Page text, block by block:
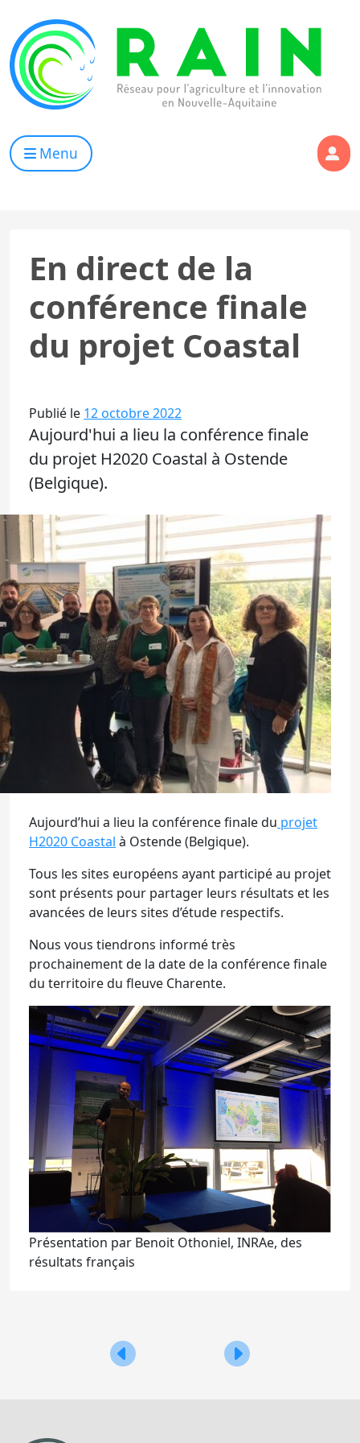
Menu
En direct de la
conférence finale
du projet Coastal
Publié le 12 octobre 2022
Aujourd'hui a lieu la conférence finale
du projet H2020 Coastal à Ostende
(Belgique).
Aujourd’hui a lieu la conférence finale du projet
H2020 Coastal à Ostende (Belgique).
Tous les sites européens ayant participé au projet
sont présents pour partager leurs résultats et les
avancées de leurs sites d’étude respectifs.
Nous vous tiendrons informé très
prochainement de la date de la conférence finale
du territoire du fleuve Charente.
Présentation par Benoit Othoniel, INRAe, des
résultats français
Navigation
de
Groupes opérationnels émergence
Agrinovembre 2022 :